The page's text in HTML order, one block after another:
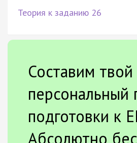
Теория к заданию 26
Составим твой
персональный
подготовки к
Абсолютно